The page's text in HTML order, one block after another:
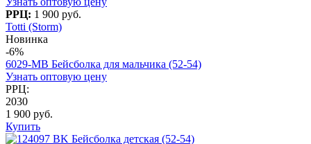
РРЦ: 1 900 руб.
Totti (Storm)
Новинка
-6%
6029-MB Бейсболка для мальчика (52-54)
Узнать оптовую цену
РРЦ:
2030
1 900 руб.
Купить